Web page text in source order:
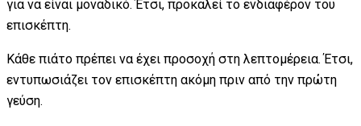
για να είναι μοναδικό. Έτσι, προκαλεί το ενδιαφέρον του
επισκέπτη.
Κάθε πιάτο πρέπει να έχει προσοχή στη λεπτομέρεια. Έτσι,
εντυπωσιάζει τον επισκέπτη ακόμη πριν από την πρώτη
γεύση.